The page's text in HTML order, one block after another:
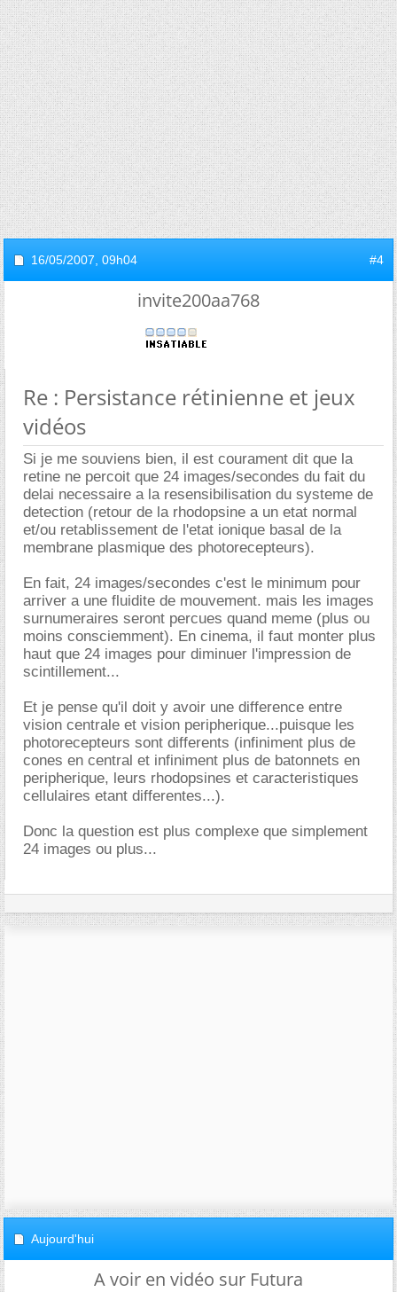
16/05/2007, 09h04 #4
invite200aa768
Re : Persistance rétinienne et jeux
vidéos
Si je me souviens bien, il est courament dit que la
retine ne percoit que 24 images/secondes du fait du
delai necessaire a la resensibilisation du systeme de
detection (retour de la rhodopsine a un etat normal
et/ou retablissement de l'etat ionique basal de la
membrane plasmique des photorecepteurs).
En fait, 24 images/secondes c'est le minimum pour
arriver a une fluidite de mouvement. mais les images
surnumeraires seront percues quand meme (plus ou
moins consciemment). En cinema, il faut monter plus
haut que 24 images pour diminuer l'impression de
scintillement...
Et je pense qu'il doit y avoir une difference entre
vision centrale et vision peripherique...puisque les
photorecepteurs sont differents (infiniment plus de
cones en central et infiniment plus de batonnets en
peripherique, leurs rhodopsines et caracteristiques
cellulaires etant differentes...).
Donc la question est plus complexe que simplement
24 images ou plus...
Aujourd'hui
A voir en vidéo sur Futura